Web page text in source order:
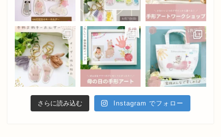
さらに読み込む Instagram でフォロー